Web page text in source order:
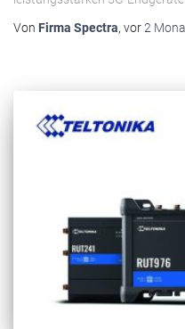
Von Firma Spectra, vor2